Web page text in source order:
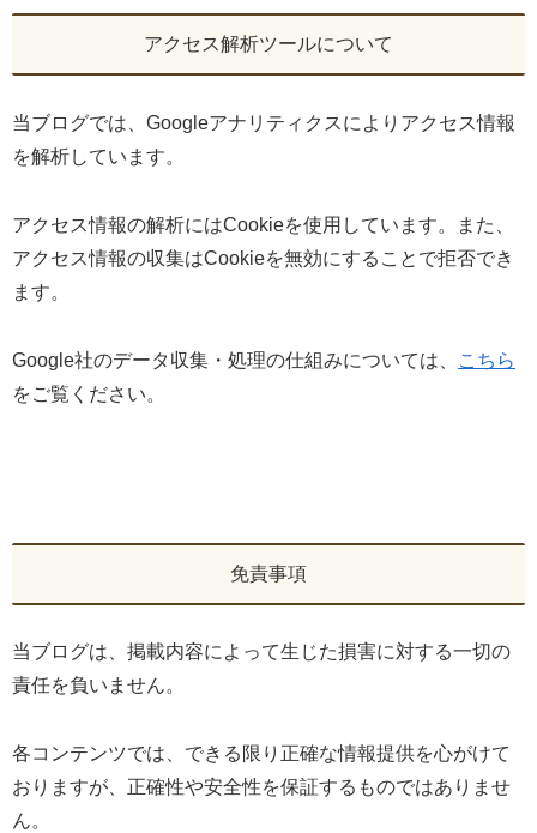
アクセス解析ツールについて
当ブログでは、Googleアナリティクスによりアクセス情報
を解析しています。
アクセス情報の解析にはCookieを使用しています。また、
アクセス情報の収集はCookieを無効にすることで拒否でき
ます。
Google社のデータ収集・処理の仕組みについては、
こちら
をご覧ください。
免責事項
当ブログは、掲載内容によって生じた損害に対する一切の
責任を負いません。
各コンテンツでは、できる限り正確な情報提供を心がけて
おりますが、正確性や安全性を保証するものではありませ
ん。